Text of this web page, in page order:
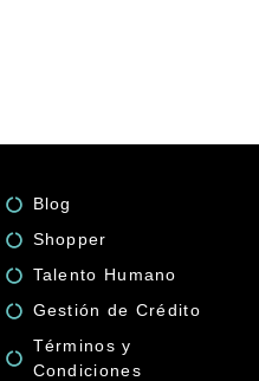
Blog
Shopper
Talento Humano
Gestión de Crédito
Términos y
Condiciones